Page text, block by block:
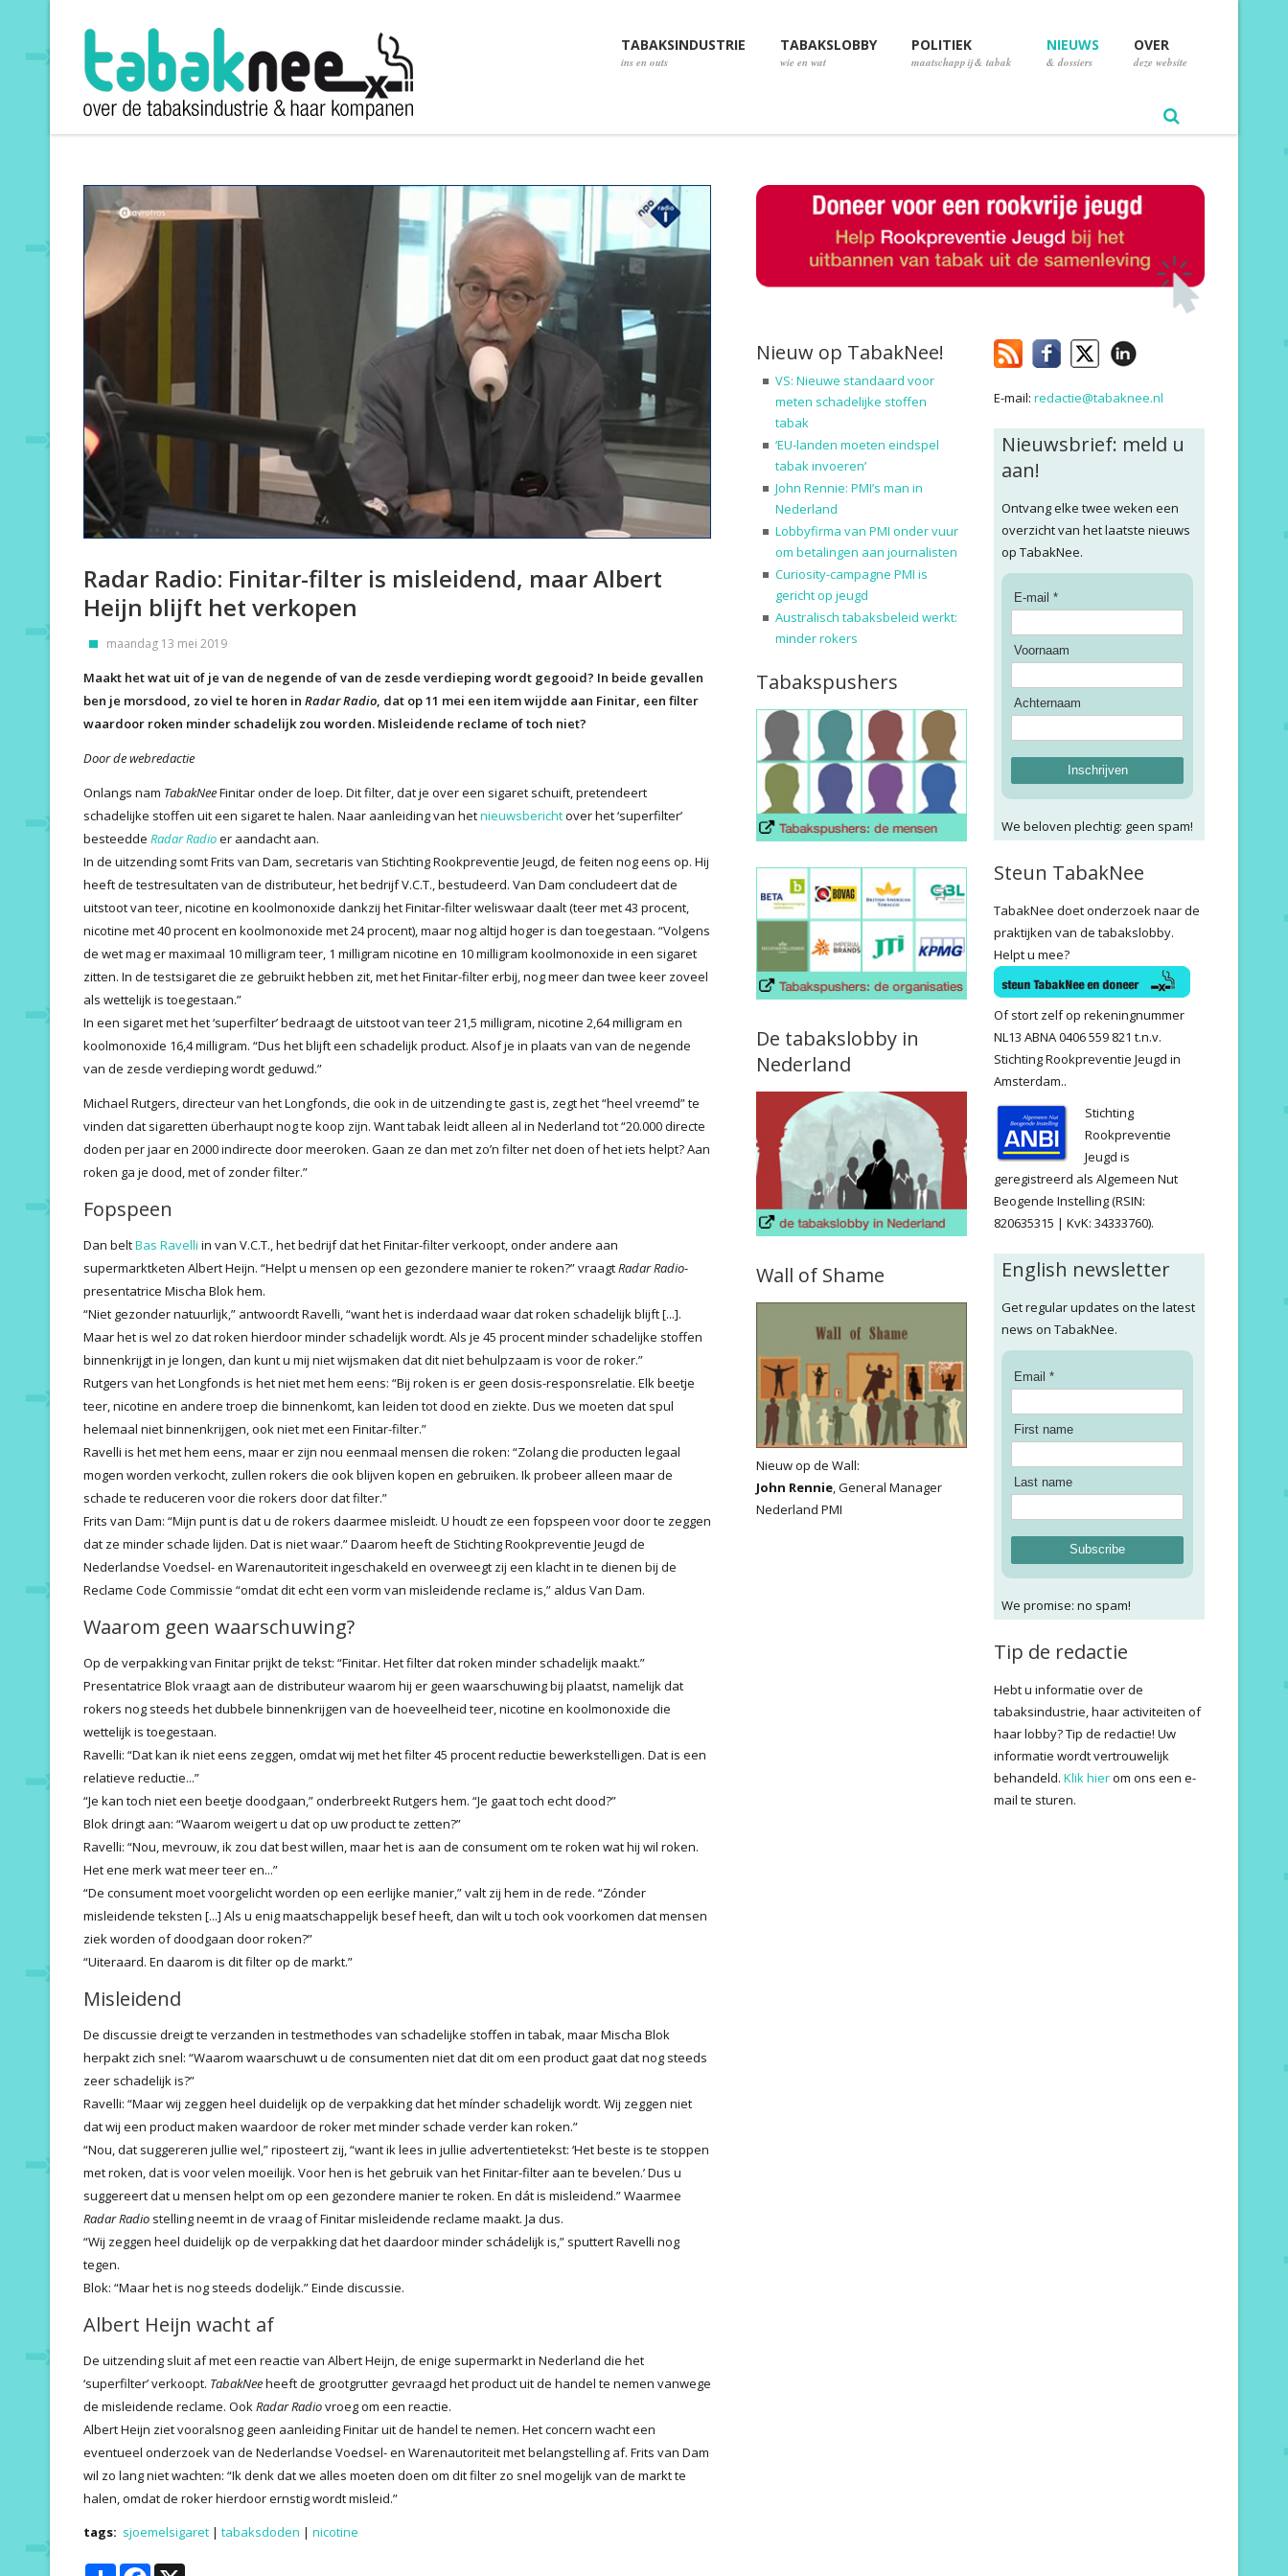
TABAKSINDUSTRIE
ins en outs
TABAKSLOBBY
wie en wat
POLITIEK
maatschappij & tabak
NIEUWS
& dossiers
OVER
deze website
Radar Radio: Finitar-filter is misleidend, maar Albert
Heijn blijft het verkopen
maandag 13 mei 2019
Maakt het wat uit of je van de negende of van de zesde verdieping wordt gegooid? In beide gevallen
ben je morsdood, zo viel te horen in Radar Radio, dat op 11 mei een item wijdde aan Finitar, een filter
waardoor roken minder schadelijk zou worden. Misleidende reclame of toch niet?
Door de webredactie
Onlangs nam TabakNeeFinitar onder de loep. Dit filter, dat je over een sigaret schuift, pretendeert
schadelijke stoffen uit een sigaret te halen. Naar aanleiding van hetnieuwsberichtover het ‘superfilter’
besteedde Radar Radioer aandacht aan.
In de uitzending somt Frits van Dam, secretaris van Stichting Rookpreventie Jeugd, de feiten nog eens op. Hij
heeft de testresultaten van de distributeur, het bedrijf V.C.T., bestudeerd. Van Dam concludeert dat de
uitstoot van teer, nicotine en koolmonoxide dankzij het Finitar-filter weliswaar daalt (teer met 43 procent,
nicotine met 40 procent en koolmonoxide met 24 procent), maar nog altijd hoger is dan toegestaan. “Volgens
de wet mag er maximaal 10 milligram teer, 1 milligram nicotine en 10 milligram koolmonoxide in een sigaret
zitten. In de testsigaret die ze gebruikt hebben zit, met het Finitar-filter erbij, nog meer dan twee keer zoveel
als wettelijk is toegestaan.”
In een sigaret met het ‘superfilter’ bedraagt de uitstoot van teer 21,5 milligram, nicotine 2,64 milligram en
koolmonoxide 16,4 milligram. “Dus het blijft een schadelijk product. Alsof je in plaats van van de negende
van de zesde verdieping wordt geduwd.”
Michael Rutgers, directeur van het Longfonds, die ook in de uitzending te gast is, zegt het “heel vreemd” te
vinden dat sigaretten überhaupt nog te koop zijn. Want tabak leidt alleen al in Nederland tot “20.000 directe
doden per jaar en 2000 indirecte door meeroken. Gaan ze dan met zo’n filter net doen of het iets helpt? Aan
roken ga je dood, met of zonder filter.”
Fopspeen
Dan beltBas Ravelli in van V.C.T., het bedrijf dat het Finitar-filter verkoopt, onder andere aan
supermarktketen Albert Heijn. “Helpt u mensen op een gezondere manier te roken?” vraagtRadar Radio-
presentatrice Mischa Blok hem.
“Niet gezonder natuurlijk,” antwoordt Ravelli, “want het is inderdaad waar dat roken schadelijk blijft [...].
Maar het is wel zo dat roken hierdoor minder schadelijk wordt. Als je 45 procent minder schadelijke stoffen
binnenkrijgt in je longen, dan kunt u mij niet wijsmaken dat dit niet behulpzaam is voor de roker.”
Rutgers van het Longfonds is het niet met hem eens: “Bij roken is er geen dosis-responsrelatie. Elk beetje
teer, nicotine en andere troep die binnenkomt, kan leiden tot dood en ziekte. Dus we moeten dat spul
helemaal niet binnenkrijgen, ook niet met een Finitar-filter.”
Ravelli is het met hem eens, maar er zijn nou eenmaal mensen die roken: “Zolang die producten legaal
mogen worden verkocht, zullen rokers die ook blijven kopen en gebruiken. Ik probeer alleen maar de
schade te reduceren voor die rokers door dat filter.”
Frits van Dam: “Mijn punt is dat u de rokers daarmee misleidt. U houdt ze een fopspeen voor door te zeggen
dat ze minder schade lijden. Dat is niet waar.” Daarom heeft de Stichting Rookpreventie Jeugd de
Nederlandse Voedsel- en Warenautoriteit ingeschakeld en overweegt zij een klacht in te dienen bij de
Reclame Code Commissie “omdat dit echt een vorm van misleidende reclame is,” aldus Van Dam.
Waarom geen waarschuwing?
Op de verpakking van Finitar prijkt de tekst: “Finitar. Het filter dat roken minder schadelijk maakt.”
Presentatrice Blok vraagt aan de distributeur waarom hij er geen waarschuwing bij plaatst, namelijk dat
rokers nog steeds het dubbele binnenkrijgen van de hoeveelheid teer, nicotine en koolmonoxide die
wettelijk is toegestaan.
Ravelli: “Dat kan ik niet eens zeggen, omdat wij met het filter 45 procent reductie bewerkstelligen. Dat is een
relatieve reductie...”
“Je kan toch niet een beetje doodgaan,” onderbreekt Rutgers hem. “Je gaat toch echt dood?”
Blok dringt aan: “Waarom weigert u dat op uw product te zetten?”
Ravelli: “Nou, mevrouw, ik zou dat best willen, maar het is aan de consument om te roken wat hij wil roken.
Het ene merk wat meer teer en...”
“De consument moet voorgelicht worden op een eerlijke manier,” valt zij hem in de rede. “Zónder
misleidende teksten [...] Als u enig maatschappelijk besef heeft, dan wilt u toch ook voorkomen dat mensen
ziek worden of doodgaan door roken?”
“Uiteraard. En daarom is dit filter op de markt.”
Misleidend
De discussie dreigt te verzanden in testmethodes van schadelijke stoffen in tabak, maar Mischa Blok
herpakt zich snel: “Waarom waarschuwt u de consumenten niet dat dit om een product gaat dat nog steeds
zeer schadelijk is?”
Ravelli: “Maar wij zeggen heel duidelijk op de verpakking dat het mínder schadelijk wordt. Wij zeggen niet
dat wij een product maken waardoor de roker met minder schade verder kan roken.”
“Nou, dat suggereren jullie wel,” riposteert zij, “want ik lees in jullie advertentietekst: ‘Het beste is te stoppen
met roken, dat is voor velen moeilijk. Voor hen is het gebruik van het Finitar-filter aan te bevelen.’ Dus u
suggereert dat u mensen helpt om op een gezondere manier te roken. En dát is misleidend.” Waarmee
Radar Radio stelling neemt in de vraag of Finitar misleidende reclame maakt. Ja dus.
“Wij zeggen heel duidelijk op de verpakking dat het daardoor minder schádelijk is,” sputtert Ravelli nog
tegen.
Blok: “Maar het is nog steeds dodelijk.” Einde discussie.
Albert Heijn wacht af
De uitzending sluit af met een reactie van Albert Heijn, de enige supermarkt in Nederland die het
‘superfilter’ verkoopt. TabakNeeheeft de grootgrutter gevraagd het product uit de handel te nemen vanwege
de misleidende reclame. OokRadar Radiovroeg om een reactie.
Albert Heijn ziet vooralsnog geen aanleiding Finitar uit de handel te nemen. Het concern wacht een
eventueel onderzoek van de Nederlandse Voedsel- en Warenautoriteit met belangstelling af. Frits van Dam
wil zo lang niet wachten: “Ik denk dat we alles moeten doen om dit filter zo snel mogelijk van de markt te
halen, omdat de roker hierdoor ernstig wordt misleid.”
tags: sjoemelsigaret | tabaksdoden | nicotine
Share Facebook
Nieuw op TabakNee!
VS: Nieuwe standaard voor
meten schadelijke stoffen
tabak
‘EU-landen moeten eindspel
tabak invoeren’
John Rennie: PMI’s man in
Nederland
Lobbyfirma van PMI onder vuur
om betalingen aan journalisten
Curiosity-campagne PMI is
gericht op jeugd
Australisch tabaksbeleid werkt:
minder rokers
Tabakspushers
De tabakslobby in
Nederland
Wall of Shame
Nieuw op de Wall:
John Rennie, General Manager
Nederland PMI
E-mail:redactie@tabaknee.nl
Nieuwsbrief: meld u
aan!
Ontvang elke twee weken een
overzicht van het laatste nieuws
op TabakNee.
E-mail *
Voornaam
Achternaam
Inschrijven
We beloven plechtig: geen spam!
Steun TabakNee
TabakNee doet onderzoek naar de
praktijken van de tabakslobby.
Helpt u mee?
Of stort zelf op rekeningnummer
NL13 ABNA 0406 559 821 t.n.v.
Stichting Rookpreventie Jeugd in
Amsterdam..
Stichting
Rookpreventie
Jeugd is
geregistreerd als Algemeen Nut
Beogende Instelling (RSIN:
820635315 | KvK: 34333760).
English newsletter
Get regular updates on the latest
news on TabakNee.
Email *
First name
Last name
Subscribe
We promise: no spam!
Tip de redactie
Hebt u informatie over de
tabaksindustrie, haar activiteiten of
haar lobby? Tip de redactie! Uw
informatie wordt vertrouwelijk
behandeld.Klik hierom ons een e-
mail te sturen.